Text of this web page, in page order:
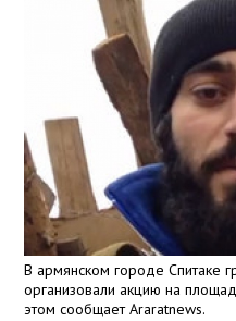
В армянском городе Спитаке
организовали акцию на
этом сообщает Araratnews.